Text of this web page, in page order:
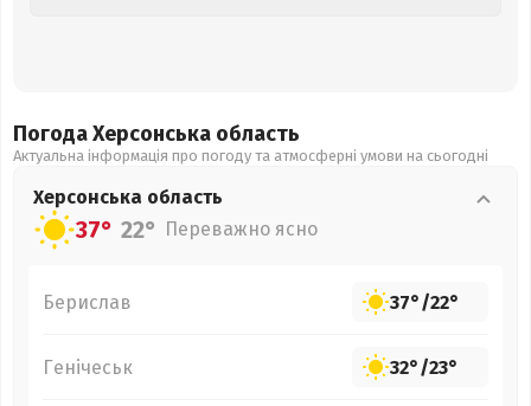
Погода Херсонська область
Актуальна інформація про погоду та атмосферні умови на сьогодні
Херсонська область
37° 22° Переважно ясно
Берислав 37°/22°
Генічеськ 32°/23°